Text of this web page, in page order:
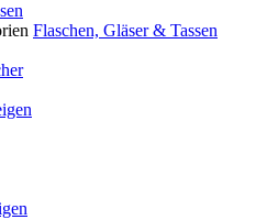
Flaschen, Gläser & Tassen